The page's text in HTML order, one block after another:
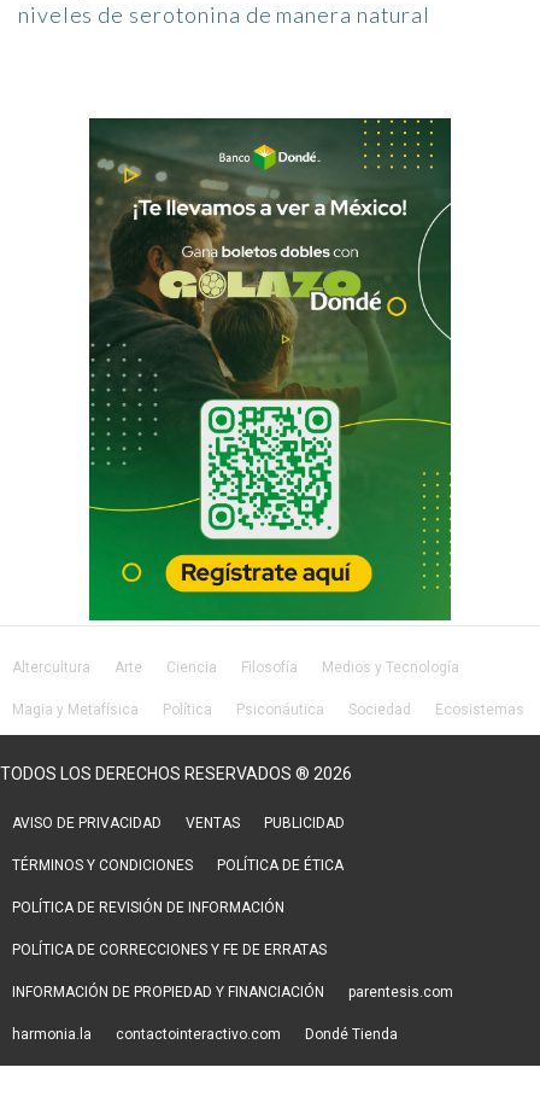
niveles de serotonina de manera natural
Altercultura Arte Ciencia Filosofía Medios y Tecnología
Magia y Metafísica Política Psiconáutica Sociedad Ecosistemas
TODOS LOS DERECHOS RESERVADOS ® 2026
AVISO DE PRIVACIDAD VENTAS PUBLICIDAD
TÉRMINOS Y CONDICIONES POLÍTICA DE ÉTICA
POLÍTICA DE REVISIÓN DE INFORMACIÓN
POLÍTICA DE CORRECCIONES Y FE DE ERRATAS
INFORMACIÓN DE PROPIEDAD Y FINANCIACIÓN parentesis.com
harmonia.la contactointeractivo.com Dondé Tienda